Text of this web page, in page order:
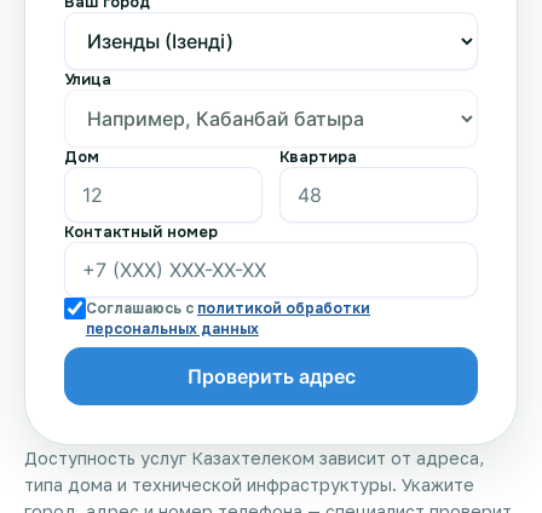
Доступность услуг Казахтелеком зависит от адреса,
типа дома и технической инфраструктуры. Укажите
Улица
Дом Квартира
Контактный номер
Соглашаюсь с политикой обработки
персональных данных